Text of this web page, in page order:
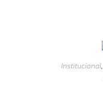
Institucional,